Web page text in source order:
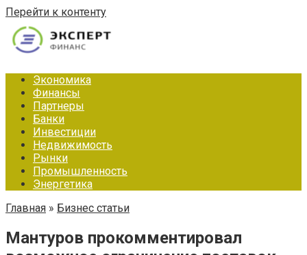
Перейти к контенту
Экономика
Финансы
Партнеры
Банки
Инвестиции
Недвижимость
Рынки
Промышленность
Энергетика
Главная » Бизнес статьи
Мантуров прокомментировал